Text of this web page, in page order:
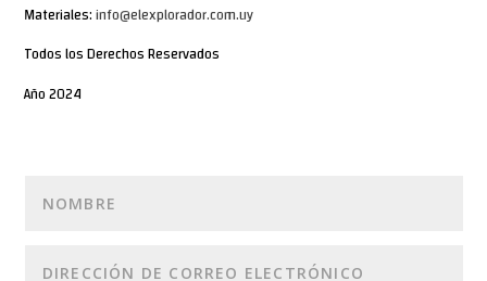
Materiales:info@elexplorador.com.uy
Todos los Derechos Reservados
Año 2024